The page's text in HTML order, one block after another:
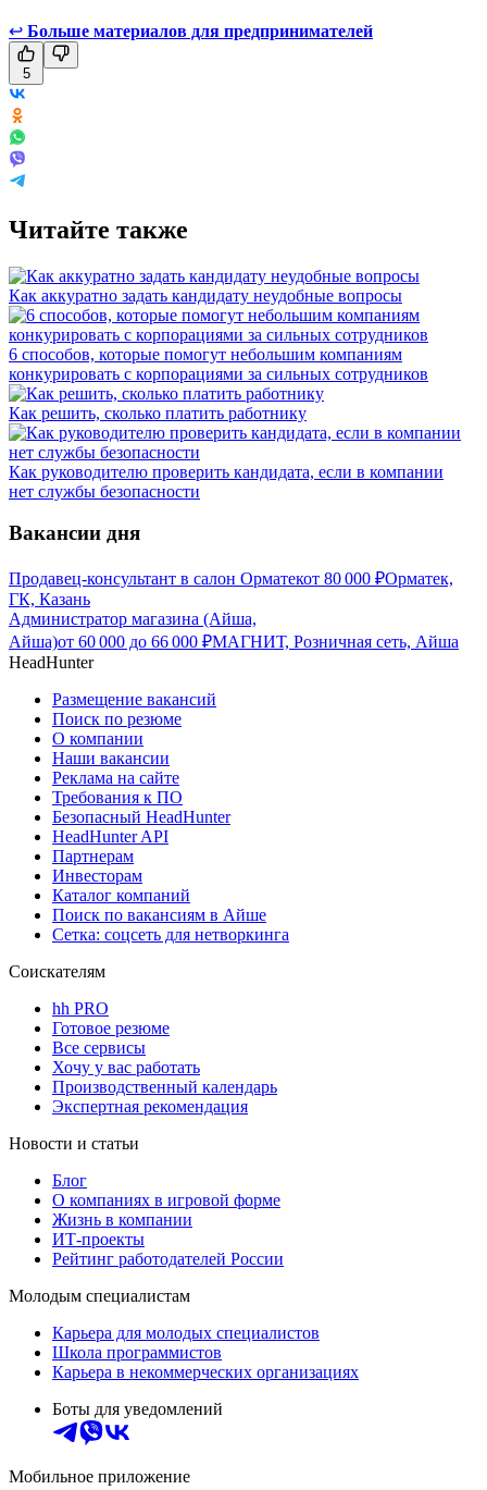
↩ Больше материалов для предпринимателей
5
Читайте также
Как аккуратно задать кандидату неудобные вопросы
6 способов, которые помогут небольшим компаниям
конкурировать с корпорациями за сильных сотрудников
Как решить, сколько платить работнику
Как руководителю проверить кандидата, если в компании
нет службы безопасности
Вакансии дня
Продавец-консультант в салон Орматекот 80 000 ₽Орматек,
ГК, Казань
Администратор магазина (Айша,
Айша)от 60 000 до 66 000 ₽МАГНИТ, Розничная сеть, Айша
HeadHunter
Размещение вакансий
Поиск по резюме
О компании
Наши вакансии
Реклама на сайте
Требования к ПО
Безопасный HeadHunter
HeadHunter API
Партнерам
Инвесторам
Каталог компаний
Поиск по вакансиям в Айше
Сетка: соцсеть для нетворкинга
Соискателям
hh PRO
Готовое резюме
Все сервисы
Хочу у вас работать
Производственный календарь
Экспертная рекомендация
Новости и статьи
Блог
О компаниях в игровой форме
Жизнь в компании
ИТ-проекты
Рейтинг работодателей России
Молодым специалистам
Карьера для молодых специалистов
Школа программистов
Карьера в некоммерческих организациях
Боты для уведомлений
Мобильное приложение